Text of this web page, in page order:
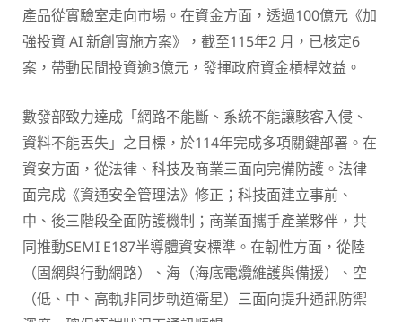
產品從實驗室走向市場。在資金方面，透過100億元《加
強投資 AI 新創實施方案》，截至115年2 月，已核定6
案，帶動民間投資逾3億元，發揮政府資金槓桿效益。
數發部致力達成「網路不能斷、系統不能讓駭客入侵、
資料不能丟失」之目標，於114年完成多項關鍵部署。在
資安方面，從法律、科技及商業三面向完備防護。法律
面完成《資通安全管理法》修正；科技面建立事前、
中、後三階段全面防護機制；商業面攜手產業夥伴，共
同推動SEMI E187半導體資安標準。在韌性方面，從陸
（固網與行動網路）、海（海底電纜維護與備援）、空
（低、中、高軌非同步軌道衛星）三面向提升通訊防禦